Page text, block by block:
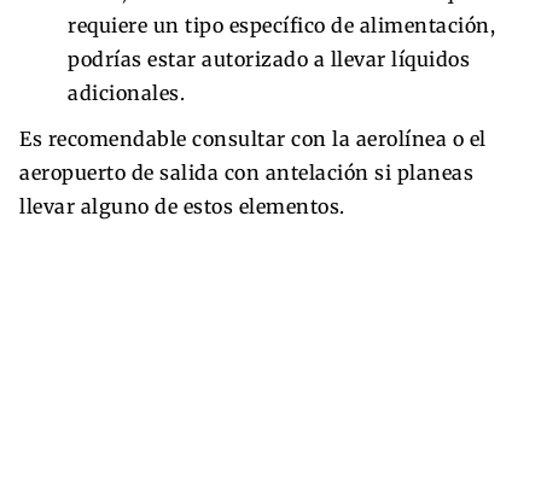
requiere un tipo específico de alimentación,
podrías estar autorizado a llevar líquidos
adicionales.
Es recomendable consultar con la aerolínea o el
aeropuerto de salida con antelación si planeas
llevar alguno de estos elementos.